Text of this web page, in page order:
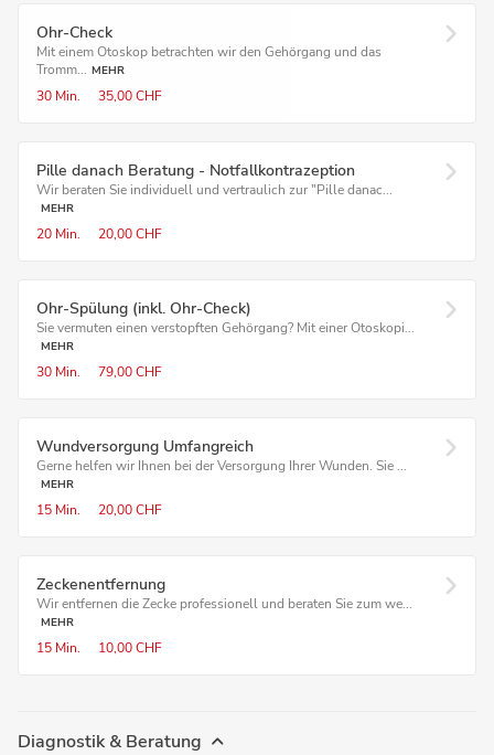
Ohr-Check
Mit einem Otoskop betrachten wir den Gehörgang und das
Tromm... MEHR
30 Min. 35,00 CHF
Pille danach Beratung - Notfallkontrazeption
Wir beraten Sie individuell und vertraulich zur "Pille danac...
MEHR
20 Min. 20,00 CHF
Ohr-Spülung (inkl. Ohr-Check)
Sie vermuten einen verstopften Gehörgang? Mit einer Otoskopi...
MEHR
30 Min. 79,00 CHF
Wundversorgung Umfangreich
Gerne helfen wir Ihnen bei der Versorgung Ihrer Wunden. Sie ...
MEHR
15 Min. 20,00 CHF
Zeckenentfernung
Wir entfernen die Zecke professionell und beraten Sie zum we...
MEHR
15 Min. 10,00 CHF
Diagnostik & Beratung